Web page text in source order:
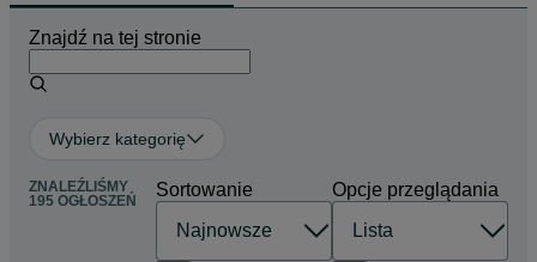
Znajdź na tej stronie
Wybierz kategorię
ZNALEŹLIŚMY
195 OGŁOSZEŃ
Sortowanie Opcje przeglądania